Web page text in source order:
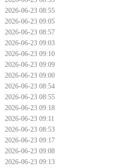
2026-06-23 08:55
2026-06-23 09:05
2026-06-23 08:57
2026-06-23 09:03
2026-06-23 09:10
2026-06-23 09:09
2026-06-23 09:00
2026-06-23 08:54
2026-06-23 08:55
2026-06-23 09:18
2026-06-23 09:11
2026-06-23 08:53
2026-06-23 09:17
2026-06-23 09:08
2026-06-23 09:13